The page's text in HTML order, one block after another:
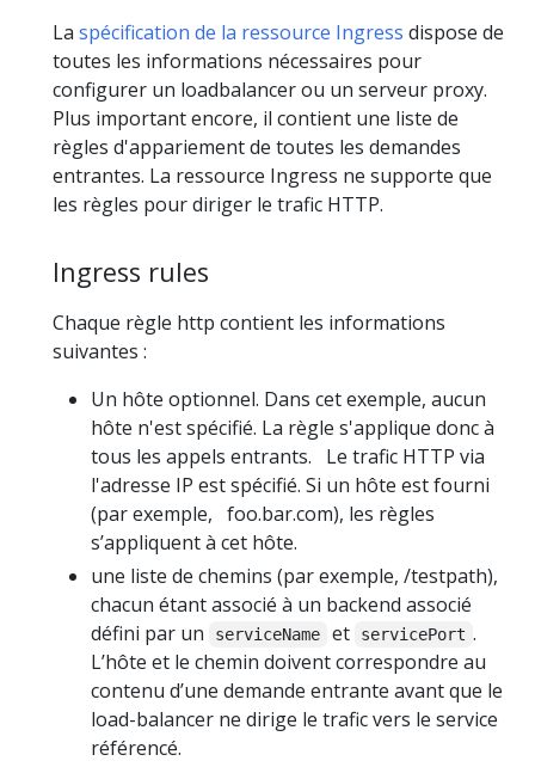
La spécification de la ressource Ingress dispose de
toutes les informations nécessaires pour
configurer un loadbalancer ou un serveur proxy.
Plus important encore, il contient une liste de
règles d'appariement de toutes les demandes
entrantes. La ressource Ingress ne supporte que
les règles pour diriger le trafic HTTP.
Ingress rules
Chaque règle http contient les informations
suivantes :
Un hôte optionnel. Dans cet exemple, aucun
hôte n'est spécifié. La règle s'applique donc à
tous les appels entrants. Le trafic HTTP via
l'adresse IP est spécifié. Si un hôte est fourni
(par exemple, foo.bar.com), les règles
s’appliquent à cet hôte.
une liste de chemins (par exemple, /testpath),
chacun étant associé à un backend associé
défini par un
serviceName et servicePort .
L’hôte et le chemin doivent correspondre au
contenu d’une demande entrante avant que le
load-balancer ne dirige le trafic vers le service
référencé.